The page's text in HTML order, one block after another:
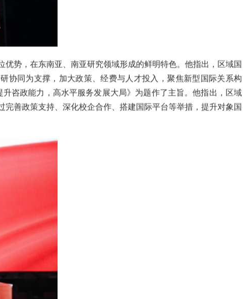
势，在东南亚、南亚研究领域形成的鲜明特色。他指出，区域国
协同为支撑，加大政策、经费与人才投入，聚焦新型国际关系构
咨政能力，高水平服务发展大局》为题作了主旨。他指出，区域
善政策支持、深化校企合作、搭建国际平台等举措，提升对象国